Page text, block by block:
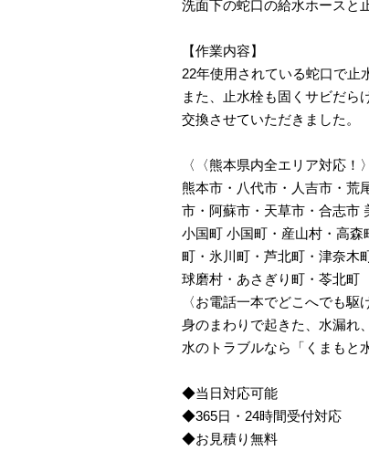
洗面下の蛇口の給水ホースと
【作業内容】
22年使用されている蛇口で止
また、止水栓も固くサビだら
交換させていただきました。
〈〈熊本県内全エリア対応！
熊本市・八代市・人吉市・荒
市・阿蘇市・天草市・合志市
小国町 小国町・産山村・高
町・氷川町・芦北町・津奈木
球磨村・あさぎり町・苓北町
〈お電話一本でどこへでも駆
身のまわりで起きた、水漏れ
水のトラブルなら「くまもと
◆当日対応可能
◆365日・24時間受付対応
◆お見積り無料